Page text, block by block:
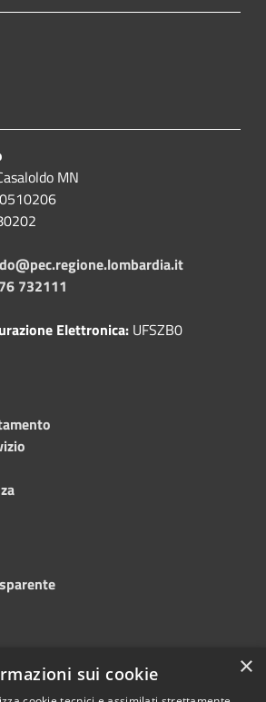
MN
732111
Elettronica: UFSZB0
×
sui cookie